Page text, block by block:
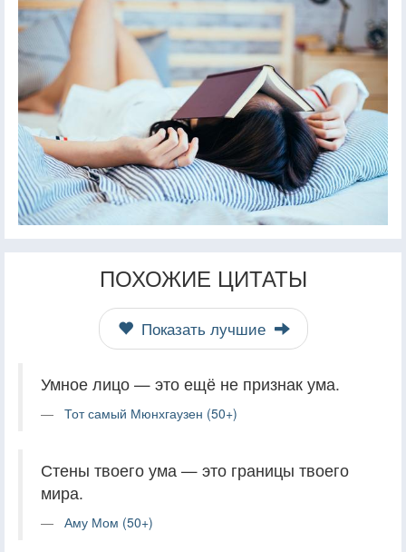
ПОХОЖИЕ ЦИТАТЫ
Показать лучшие
Умное лицо — это ещё не признак ума.
Тот самый Мюнхгаузен (50+)
Стены твоего ума — это границы твоего
мира.
Аму Мом (50+)